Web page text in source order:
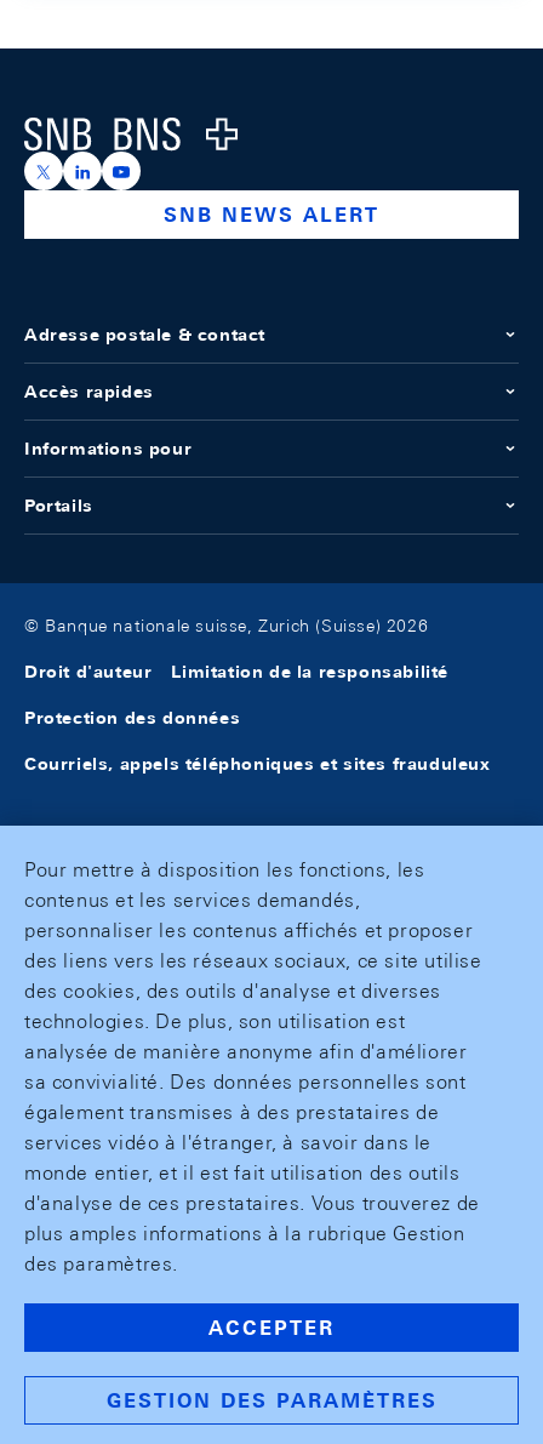
Logo
https://x.com/snb_bns
https://ch.linkedin.com/company/swiss-national-
https://www.youtube.com/@swissnationalbank
SNB NEWS ALERT
Adresse postale & contact
Accès rapides
Informations pour
Portails
© Banque nationale suisse, Zurich (Suisse) 2026
Droit d'auteur Limitation de la responsabilité
Protection des données
Courriels, appels téléphoniques et sites frauduleux
Pour mettre à disposition les fonctions, les
contenus et les services demandés,
personnaliser les contenus affichés et proposer
des liens vers les réseaux sociaux, ce site utilise
des cookies, des outils d'analyse et diverses
technologies. De plus, son utilisation est
analysée de manière anonyme afin d'améliorer
sa convivialité. Des données personnelles sont
également transmises à des prestataires de
services vidéo à l'étranger, à savoir dans le
monde entier, et il est fait utilisation des outils
d'analyse de ces prestataires. Vous trouverez de
plus amples informations à la rubrique Gestion
des paramètres.
ACCEPTER
GESTION DES PARAMÈTRES